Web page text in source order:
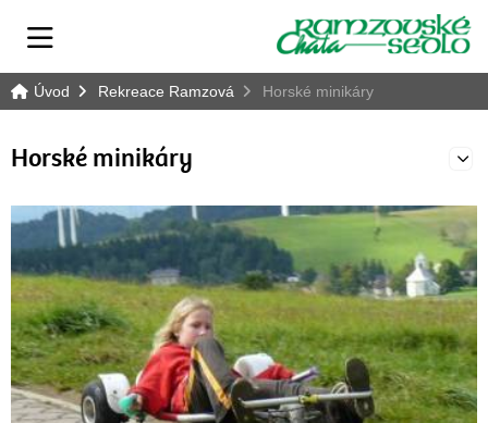
Úvod Rekreace Ramzová Horské minikáry
Horské minikáry